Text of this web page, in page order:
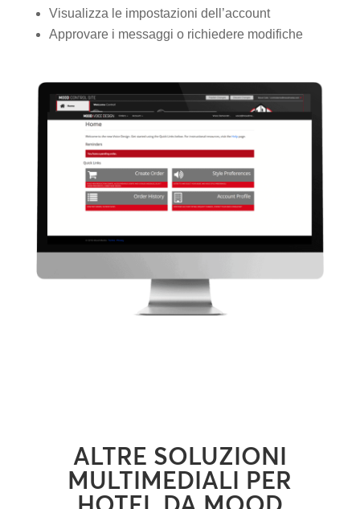
Visualizza le impostazioni dell’account
Approvare i messaggi o richiedere modifiche
ALTRE SOLUZIONI
MULTIMEDIALI PER